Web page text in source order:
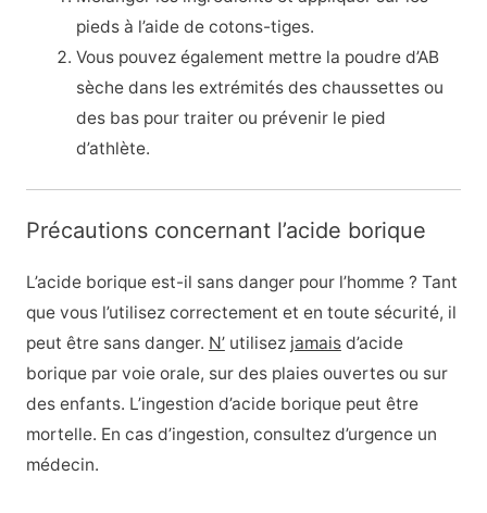
pieds à l’aide de cotons-tiges.
Vous pouvez également mettre la poudre d’AB
sèche dans les extrémités des chaussettes ou
des bas pour traiter ou prévenir le pied
d’athlète.
Précautions concernant l’acide borique
L’acide borique est-il sans danger pour l’homme ? Tant
que vous l’utilisez correctement et en toute sécurité, il
peut être sans danger. N’utilisez jamaisd’acide
borique par voie orale, sur des plaies ouvertes ou sur
des enfants. L’ingestion d’acide borique peut être
mortelle. En cas d’ingestion, consultez d’urgence un
médecin.